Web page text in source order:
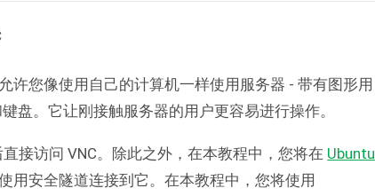
许您像使用自己的计算机一样使用服务器 - 带有图形用
盘。它让刚接触服务器的用户更容易进行操作。
接访问 VNC。除此之外，在本教程中，您将在 Ubuntu
用安全隧道连接到它。在本教程中，您将使用